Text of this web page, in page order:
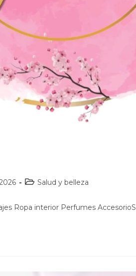
Salud y belleza
Ropa interior Perfumes AccesorioS